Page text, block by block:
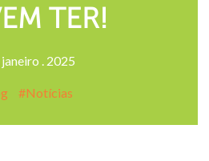
TER!
janeiro . 2025
Notícias